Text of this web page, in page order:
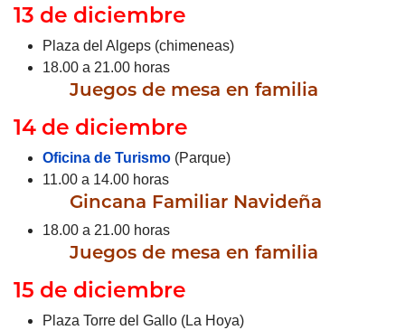
13 de diciembre
Plaza del Algeps (chimeneas)
18.00 a 21.00 horas
Juegos de mesa en familia
14 de diciembre
Oficina de Turismo (Parque)
11.00 a 14.00 horas
Gincana Familiar Navideña
18.00 a 21.00 horas
Juegos de mesa en familia
15 de diciembre
Plaza Torre del Gallo (La Hoya)